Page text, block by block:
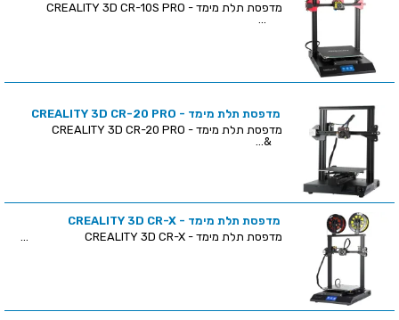
...
מדפסת תלת מימד - CREALITY 3D CR-20 PRO
&...
מדפסת תלת מימד - CREALITY 3D CR-X
מדפסת תלת מימד - CREALITY 3D CR-X ...